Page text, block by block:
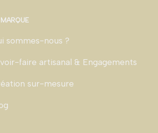
sommes-nous ?
faire artisanal & Engagements
sur-mesure